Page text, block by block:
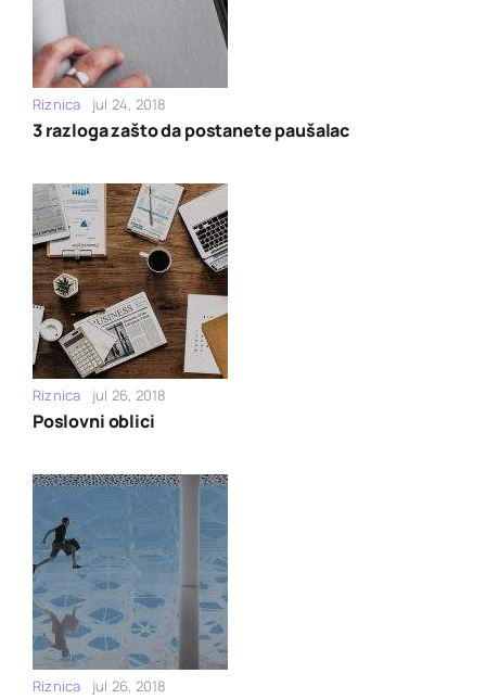
Riznica jul 24, 2018
3 razloga zašto da postanete paušalac
Riznica jul 26, 2018
Poslovni oblici
Riznica jul 26, 2018